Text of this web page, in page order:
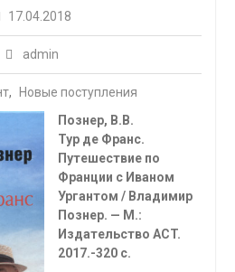
17.04.2018
admin
,
Новые поступления
Познер, В.В.
Тур де Франс.
Путешествие по
Франции с Иваном
Ургантом / Владимир
Познер. — М.:
Издательство ACT.
2017.-320 с.